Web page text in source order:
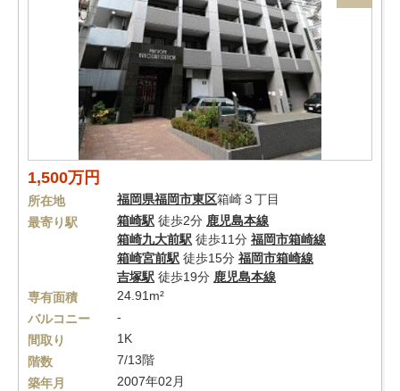
1,500万円
所在地 福岡県福岡市東区箱崎３丁目
最寄り駅
箱崎駅 徒歩2分 鹿児島本線
箱崎九大前駅 徒歩11分 福岡市箱崎線
箱崎宮前駅 徒歩15分 福岡市箱崎線
吉塚駅 徒歩19分 鹿児島本線
専有面積
24.91m²
バルコニー
-
間取り
1K
階数
7/13階
築年月
2007年02月